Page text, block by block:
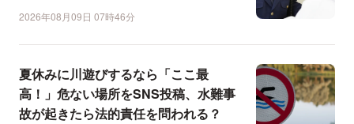
2026年08月09日 07時46分
夏休みに川遊びするなら「ここ最
高！」危ない場所をSNS投稿、水難事
故が起きたら法的責任を問われる？